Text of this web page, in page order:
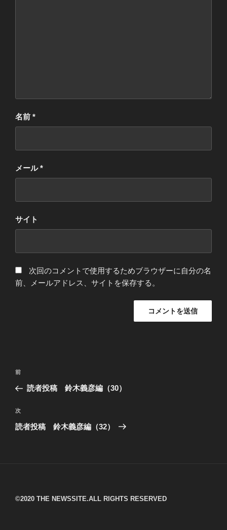
名前 *
メール*
サイト
次回のコメントで使用するためブラウザーに自分の名
前、メールアドレス、サイトを保存する。
投
ナ
ビ
ゲ
過
去
投
稿
前
読者投稿 鈴木義彦編（30）
次
の
次
読者投稿 鈴木義彦編（32）
©︎2020 THE NEWSSITE.ALL RIGHTS RESERVED